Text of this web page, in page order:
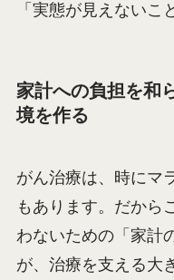
「実態が見えないこ
家計への負担を和
境を作る
がん治療は、時にマ
もあります。だから
わないための「家計
が、治療を支える大